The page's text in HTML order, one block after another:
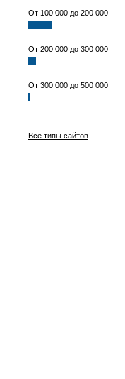
От 100 000 до 200 000
От 200 000 до 300 000
От 300 000 до 500 000
Все типы сайтов